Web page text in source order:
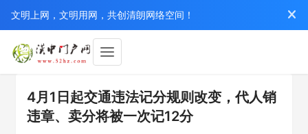
文明上网，文明用网，共创清朗网络空间！
4月1日起交通违法记分规则改变，代人销
违章、卖分将被一次记12分